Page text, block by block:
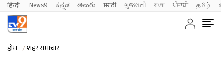
हिन्दी News9 ಕನ್ನಡ తెలుగు मराठी ગુજરાતી বাংলা ਪੰਜਾਬੀ தமிழ்
होम शहर समाचार